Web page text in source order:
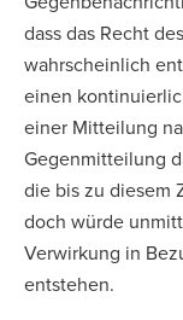
dass das Recht
wahrscheinlich
einen
einer Mitteilung
Gegenmitteilung
die bis zu diesem
doch würde
Verwirkung in
entstehen.